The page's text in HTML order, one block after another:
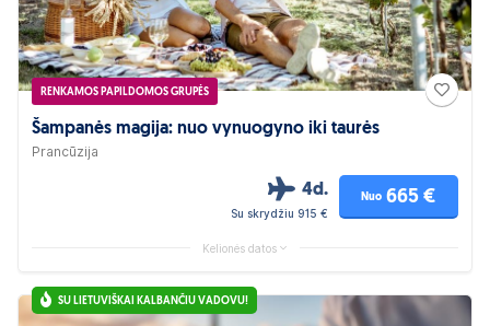
RENKAMOS PAPILDOMOS GRUPĖS
Šampanės magija: nuo vynuogyno iki taurės
Prancūzija
4d.
Su skrydžiu 915 €
Nuo 665 €
Kelionės datos
SU LIETUVIŠKAI KALBANČIU VADOVU!